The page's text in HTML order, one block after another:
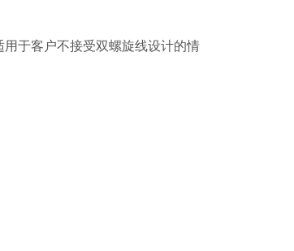
于客户不接受双螺旋线设计的情